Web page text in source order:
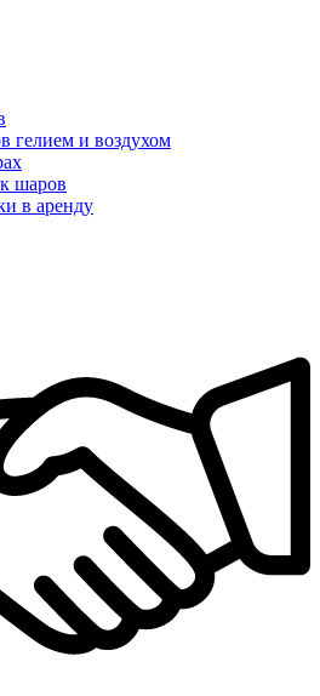
гелием и воздухом
шаров
в аренду